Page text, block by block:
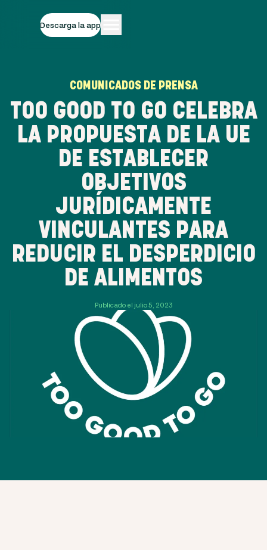
Descarga la app
COMUNICADOS DE PRENSA
TOO GOOD TO GO CELEBRA
LA PROPUESTA DE LA UE
DE ESTABLECER
OBJETIVOS
JURÍDICAMENTE
VINCULANTES PARA
REDUCIR EL DESPERDICIO
DE ALIMENTOS
Publicado el julio 5, 2023